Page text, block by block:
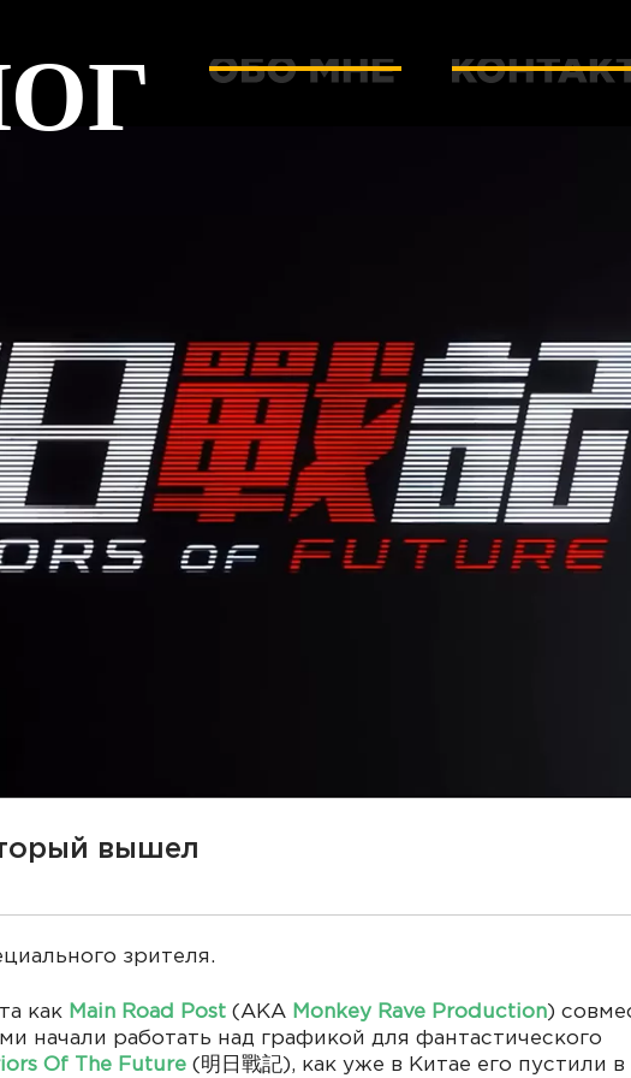
вышел
зрителя.
как Main Road Post (AKA Monkey Rave Production)
начали работать над графикой для фантастического
Of The Future (明日戰記), как уже в Китае его пустили в